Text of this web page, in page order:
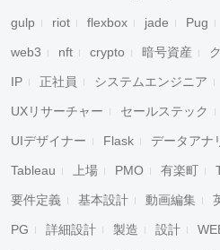
gulp riot flexbox jade Pug
web3 nft crypto 暗号資産
IP 正社員 システムエンジニア
UXリサーチャー セールステック
UIデザイナー Flask データアナ
Tableau 上場 PMO 有楽町
要件定義 基本設計 動画編集
PG 詳細設計 製造 設計